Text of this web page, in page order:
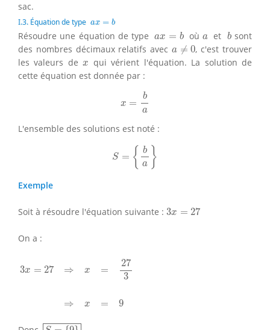
sac.
I.3. Équation de type ax = b
ax
Résoudre une équation de type
ax = b
ax oùa
a et b
bsont
des nombres décimaux relatifs aveca ≠ 0
a 0
, c'est trouver
les valeurs dex
x qui vérient l'équation. La solution de
cette équation est donnée par :
x =
b
a
a
L'ensemble des solutions est noté :
S = {
b
a }
b a
Exemple
Soit à résoudre l'équation suivante : 3x = 27
3x 27
On a :
3x = 27 ⇒ x =
27
3
⇒ x = 9
S={9}